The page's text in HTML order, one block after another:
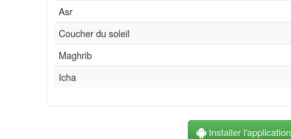
Asr
Coucher du soleil
Maghrib
Icha
Installer l'application